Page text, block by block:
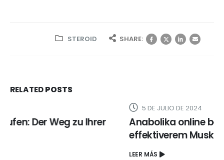
STEROID SHARE:
RELATEDPOSTS
Anabolika online bestellen: Der Weg zu
effektiverem Muskelaufbau